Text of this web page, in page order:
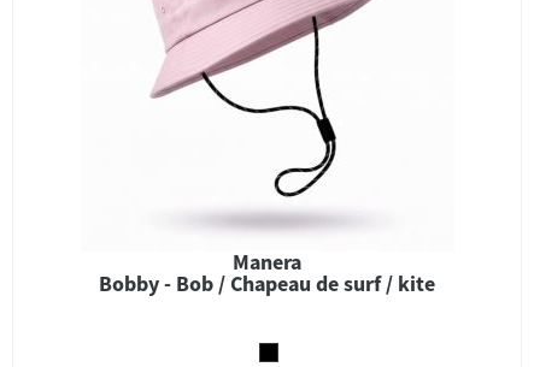
Manera
Bobby - Bob / Chapeau de surf / kite